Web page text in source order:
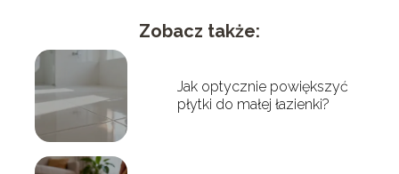
Zobacz także:
Jak optycznie powiększyć
płytki do małej łazienki?